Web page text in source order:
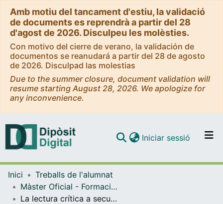
Amb motiu del tancament d'estiu, la validació
de documents es reprendrà a partir del 28
d'agost de 2026. Disculpeu les molèsties.
Con motivo del cierre de verano, la validación de
documentos se reanudará a partir del 28 de agosto
de 2026. Disculpad las molestias
Due to the summer closure, document validation will
resume starting August 28, 2026. We apologize for
any inconvenience.
Navega per tot el DD
Iniciar sessió (current)
Inici
Treballs de l'alumnat
Màster Oficial - Formació del Professorat de Secundària Obligatòria i Batxillerat, Formació Professional i Ensenyament d'Idiomes
La lectura crítica a secundària: anàlisi, reflexions i proposta d’innovació